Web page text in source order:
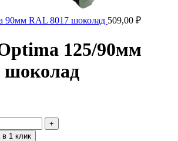
90мм RAL 8017 шоколад 509,00 ₽
125/90мм
шоколад
в 1 клик